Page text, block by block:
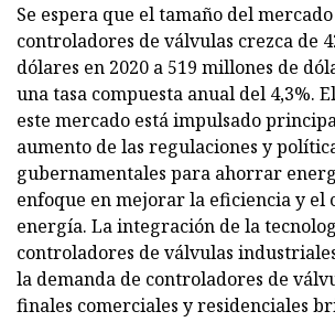
Se espera que el tamaño del
controladores de válvulas crezca de
dólares en 2020 a 519 millones de
una tasa compuesta anual del 4,3%.
este mercado está impulsado
aumento de las regulaciones y
gubernamentales para ahorrar
enfoque en mejorar la eficiencia y el
energía. La integración de la
controladores de válvulas
la demanda de controladores de
finales comerciales y residenciales